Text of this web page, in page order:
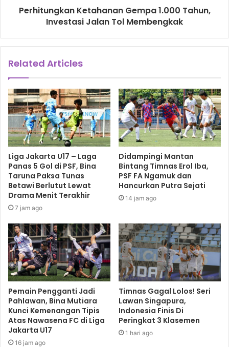
Perhitungkan Ketahanan Gempa 1.000 Tahun,
Investasi Jalan Tol Membengkak
Related Articles
Liga Jakarta U17 – Laga
Panas 5 Gol di PSF, Bina
Taruna Paksa Tunas
Betawi Berlutut Lewat
Drama Menit Terakhir
7 jam ago
Didampingi Mantan
Bintang Timnas Erol Iba,
PSF FA Ngamuk dan
Hancurkan Putra Sejati
14 jam ago
Pemain Pengganti Jadi
Pahlawan, Bina Mutiara
Kunci Kemenangan Tipis
Atas Nawasena FC di Liga
Jakarta U17
16 jam ago
Timnas Gagal Lolos! Seri
Lawan Singapura,
Indonesia Finis Di
Peringkat 3 Klasemen
1 hari ago